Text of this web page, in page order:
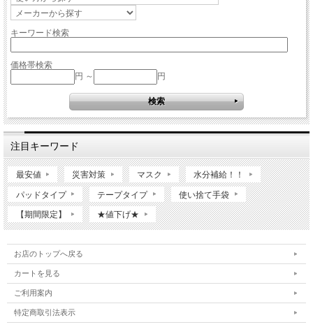
キーワード検索
価格帯検索
円 ～
円
注目キーワード
最安値 災害対策 マスク 水分補給！！
パッドタイプ テープタイプ 使い捨て手袋
【期間限定】 ★値下げ★
お店のトップへ戻る
カートを見る
ご利用案内
特定商取引法表示